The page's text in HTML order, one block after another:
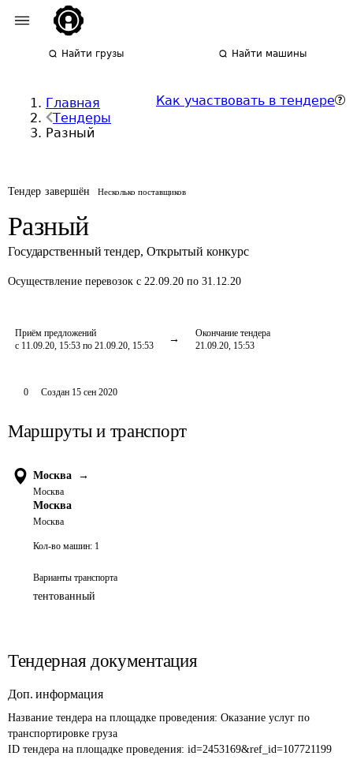
Найти грузы Найти машины
Главная
Тендеры
Разный
Как участвовать в тендере
Тендер завершён Несколько поставщиков
Разный
Государственный тендер, Открытый конкурс
Осуществление перевозок с 22.09.20 по 31.12.20
Приём предложений
с 11.09.20, 15:53 по 21.09.20, 15:53
Окончание тендера
21.09.20, 15:53
0 Создан 15 сен 2020
Маршруты и транспорт
Москва →
Москва
Москва
Москва
Кол-во машин: 1
Варианты транспорта
тентованный
Тендерная документация
Доп. информация
Название тендера на площадке проведения: Оказание услуг по
транспортировке груза
ID тендера на площадке проведения: id=2453169&ref_id=107721199